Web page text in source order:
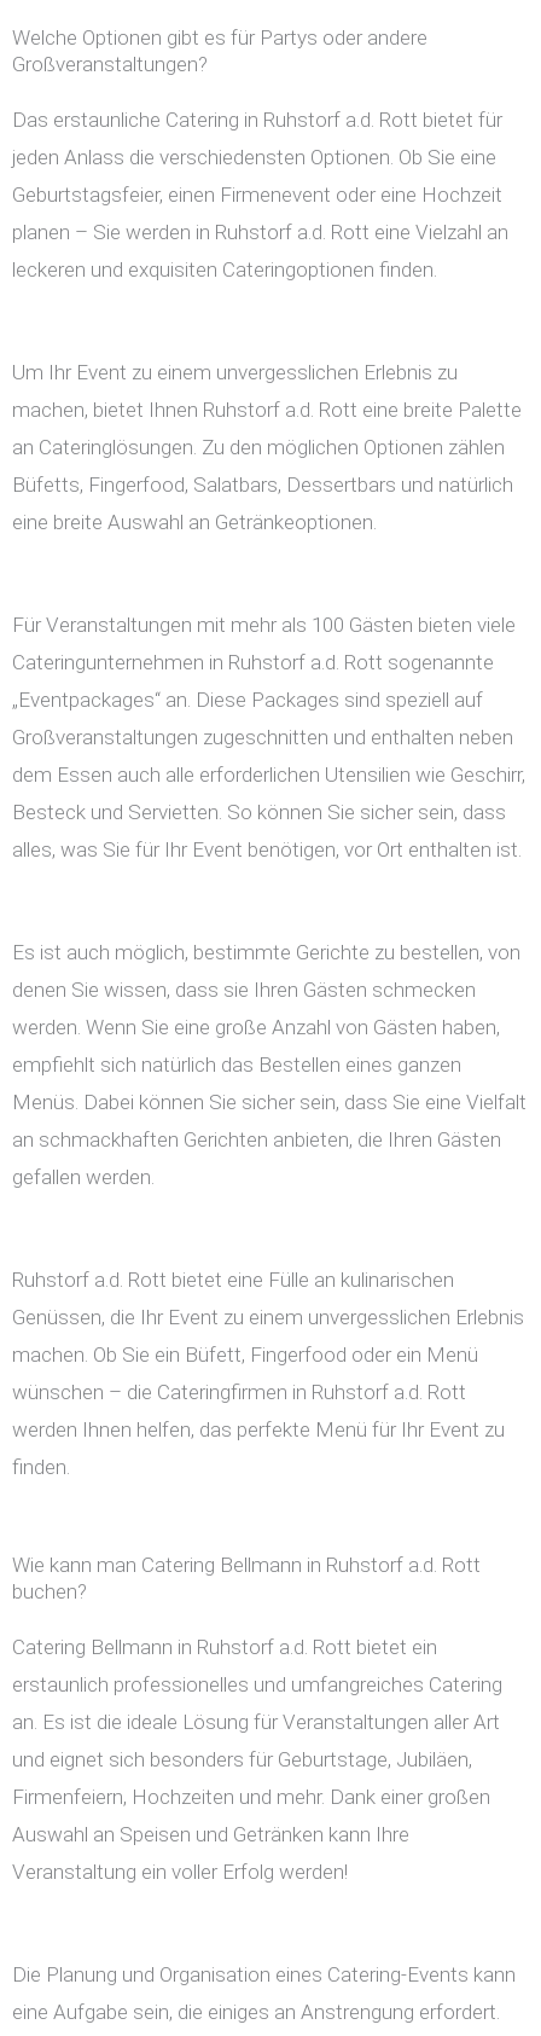
Welche Optionen gibt es für Partys oder andere
Großveranstaltungen?
Das erstaunliche Catering in Ruhstorf a.d. Rott bietet für
jeden Anlass die verschiedensten Optionen. Ob Sie eine
Geburtstagsfeier, einen Firmenevent oder eine Hochzeit
planen – Sie werden in Ruhstorf a.d. Rott eine Vielzahl an
leckeren und exquisiten Cateringoptionen finden.
Um Ihr Event zu einem unvergesslichen Erlebnis zu
machen, bietet Ihnen Ruhstorf a.d. Rott eine breite Palette
an Cateringlösungen. Zu den möglichen Optionen zählen
Büfetts, Fingerfood, Salatbars, Dessertbars und natürlich
eine breite Auswahl an Getränkeoptionen.
Für Veranstaltungen mit mehr als 100 Gästen bieten viele
Cateringunternehmen in Ruhstorf a.d. Rott sogenannte
„Eventpackages“ an. Diese Packages sind speziell auf
Großveranstaltungen zugeschnitten und enthalten neben
dem Essen auch alle erforderlichen Utensilien wie Geschirr,
Besteck und Servietten. So können Sie sicher sein, dass
alles, was Sie für Ihr Event benötigen, vor Ort enthalten ist.
Es ist auch möglich, bestimmte Gerichte zu bestellen, von
denen Sie wissen, dass sie Ihren Gästen schmecken
werden. Wenn Sie eine große Anzahl von Gästen haben,
empfiehlt sich natürlich das Bestellen eines ganzen
Menüs. Dabei können Sie sicher sein, dass Sie eine Vielfalt
an schmackhaften Gerichten anbieten, die Ihren Gästen
gefallen werden.
Ruhstorf a.d. Rott bietet eine Fülle an kulinarischen
Genüssen, die Ihr Event zu einem unvergesslichen Erlebnis
machen. Ob Sie ein Büfett, Fingerfood oder ein Menü
wünschen – die Cateringfirmen in Ruhstorf a.d. Rott
werden Ihnen helfen, das perfekte Menü für Ihr Event zu
finden.
Wie kann man Catering Bellmann in Ruhstorf a.d. Rott
buchen?
Catering Bellmann in Ruhstorf a.d. Rott bietet ein
erstaunlich professionelles und umfangreiches Catering
an. Es ist die ideale Lösung für Veranstaltungen aller Art
und eignet sich besonders für Geburtstage, Jubiläen,
Firmenfeiern, Hochzeiten und mehr. Dank einer großen
Auswahl an Speisen und Getränken kann Ihre
Veranstaltung ein voller Erfolg werden!
Die Planung und Organisation eines Catering-Events kann
eine Aufgabe sein, die einiges an Anstrengung erfordert.